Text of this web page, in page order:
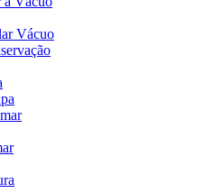
Vácuo